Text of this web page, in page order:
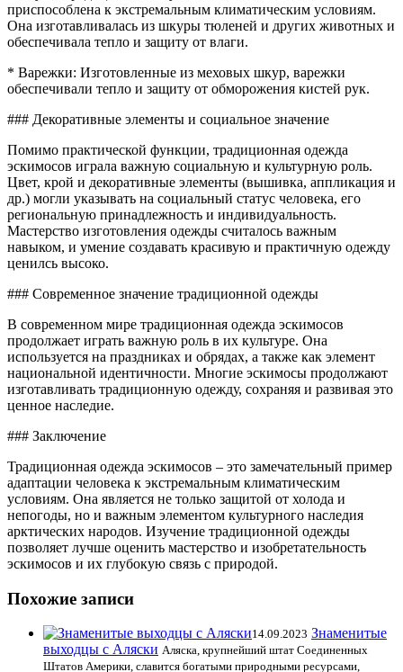
приспособлена к экстремальным климатическим условиям.
Она изготавливалась из шкуры тюленей и других животных и
обеспечивала тепло и защиту от влаги.
* Варежки: Изготовленные из меховых шкур, варежки
обеспечивали тепло и защиту от обморожения кистей рук.
### Декоративные элементы и социальное значение
Помимо практической функции, традиционная одежда
эскимосов играла важную социальную и культурную роль.
Цвет, крой и декоративные элементы (вышивка, аппликация и
др.) могли указывать на социальный статус человека, его
региональную принадлежность и индивидуальность.
Мастерство изготовления одежды считалось важным
навыком, и умение создавать красивую и практичную одежду
ценилсь высоко.
### Современное значение традиционной одежды
В современном мире традиционная одежда эскимосов
продолжает играть важную роль в их культуре. Она
используется на праздниках и обрядах, а также как элемент
национальной идентичности. Многие эскимосы продолжают
изготавливать традиционную одежду, сохраняя и развивая это
ценное наследие.
### Заключение
Традиционная одежда эскимосов – это замечательный пример
адаптации человека к экстремальным климатическим
условиям. Она является не только защитой от холода и
непогоды, но и важным элементом культурного наследия
арктических народов. Изучение традиционной одежды
позволяет лучше оценить мастерство и изобретательность
эскимосов и их глубокую связь с природой.
Похожие записи
14.09.2023 Знаменитые
выходцы с Аляски Аляска, крупнейший штат Соединенных
Штатов Америки, славится богатыми природными ресурсами,